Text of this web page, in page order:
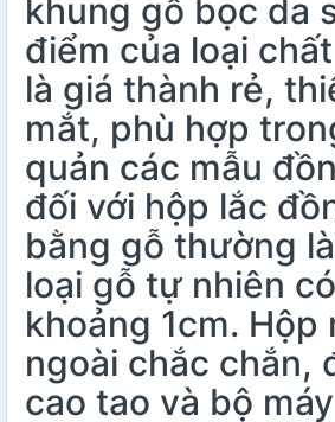
khung gỗ bọc da
điểm của loại
là giá thành rẻ,
mắt, phù hợp
quản các mẫu
đối với hộp lắc
bằng gỗ thường
loại gỗ tự nhiên
khoảng 1cm. Hộp
ngoài chắc chắn,
cao tao và bộ